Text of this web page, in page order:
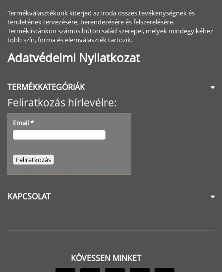
Termékválasztékunk kiterjed az iroda összes tevékenységnek és
területének tervezésére, berendezésére és felszerelésére.
Terméklistánkon számos bútorcsalád szerepel, melyek mindegyikéhez
több szín, forma és elemválaszték tartozik.
Adatvédelmi Nyilatkozat
TERMÉKKATEGÓRIÁK
Feliratkozás hírlevélre:
Email*
KAPCSOLAT
KÖVESSEN MINKET